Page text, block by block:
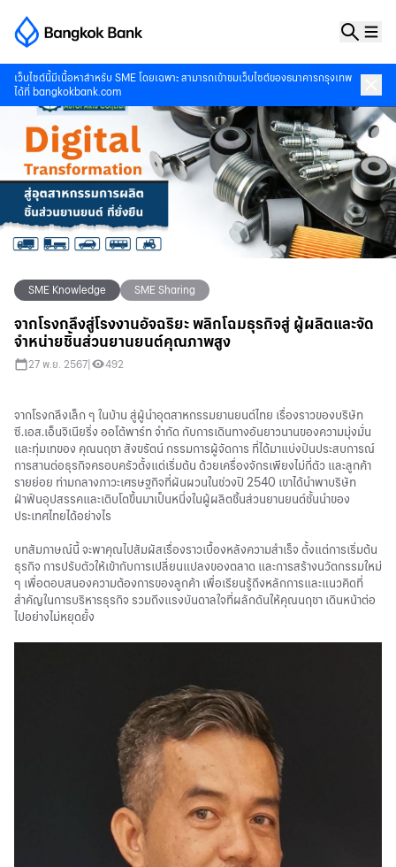
เว็บไซต์นี้มีเนื้อหาสำหรับ SME โดยเฉพาะ สามารถเข้าชมเว็บไซต์ของธนาคารกรุงเทพ
ได้ที่ bangkokbank.com
SME Knowledge SME Sharing
จากโรงกลึงสู่โรงงานอัจฉริยะ พลิกโฉมธุรกิจสู่ ผู้ผลิตและจัด
จำหน่ายชิ้นส่วนยานยนต์คุณภาพสูง
27 พ.ย. 2567 492
จากโรงกลึงเล็ก ๆ ในบ้าน สู่ผู้นำอุตสาหกรรมยานยนต์ไทย เรื่องราวของบริษัท
ซี.เอส.เอ็นจิเนียริ่ง ออโต้พาร์ท จำกัด กับการเดินทางอันยาวนานของความมุ่งมั่น
และทุ่มเทของ คุณนฤชา สังขรัตน์ กรรมการผู้จัดการ ที่ได้มาแบ่งปันประสบการณ์
การสานต่อธุรกิจครอบครัวตั้งแต่เริ่มต้น ด้วยเครื่องจักรเพียงไม่กี่ตัว และลูกค้า
รายย่อย ท่ามกลางภาวะเศรษฐกิจที่ผันผวนในช่วงปี 2540 เขาได้นำพาบริษัท
ฝ่าฟันอุปสรรคและเติบโตขึ้นมาเป็นหนึ่งในผู้ผลิตชิ้นส่วนยานยนต์ชั้นนำของ
ประเทศไทยได้อย่างไร
บทสัมภาษณ์นี้ จะพาคุณไปสัมผัสเรื่องราวเบื้องหลังความสำเร็จ ตั้งแต่การเริ่มต้น
ธุรกิจ การปรับตัวให้เข้ากับการเปลี่ยนแปลงของตลาด และการสร้างนวัตกรรมใหม่
ๆ เพื่อตอบสนองความต้องการของลูกค้า เพื่อเรียนรู้ถึงหลักการและแนวคิดที่
สำคัญในการบริหารธุรกิจ รวมถึงแรงบันดาลใจที่ผลักดันให้คุณนฤชา เดินหน้าต่อ
ไปอย่างไม่หยุดยั้ง